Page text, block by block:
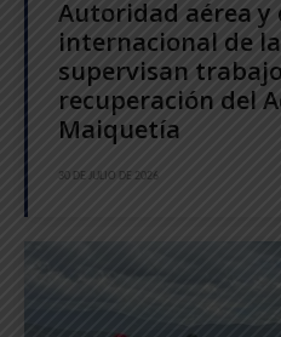
Autoridad aérea y
internacional de la
supervisan
recuperación del
Maiquetía
30 DE JULIO DE 2026